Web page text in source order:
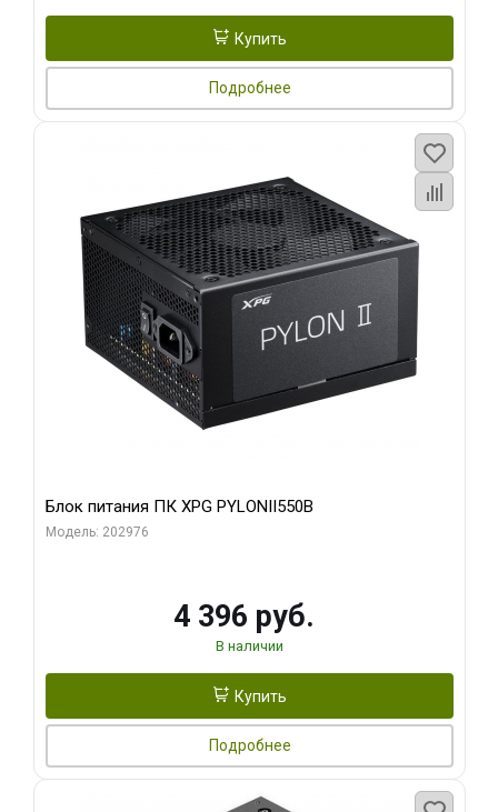
Купить
Подробнее
Блок питания ПК XPG PYLONII550B
Модель: 202976
4 396 руб.
В наличии
Купить
Подробнее